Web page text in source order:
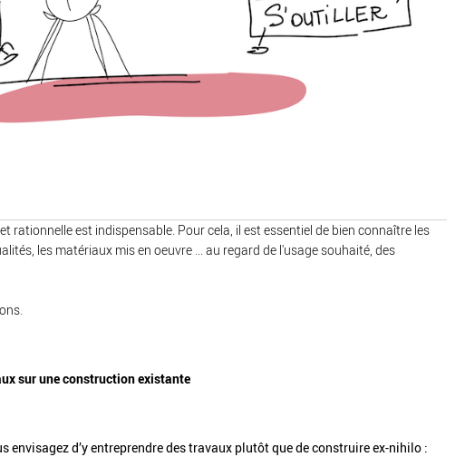
est indispensable. Pour cela, il est essentiel de bien connaître les
les matériaux mis en oeuvre ... au regard de l'usage souhaité, des
sur une construction existante
envisagez d’y entreprendre des travaux plutôt que de construire ex-nihilo :